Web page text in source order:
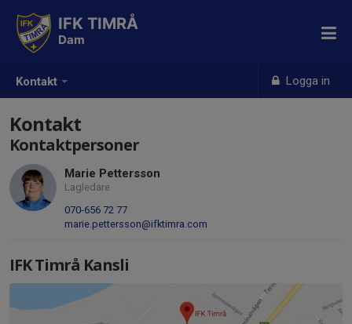
Kontakt Logga in
IFK TIMRÅ
Dam
Kontakt
Kontaktpersoner
Marie Pettersson
Lagledare
070-656 72 77
marie.pettersson@ifktimra.com
IFK Timrå Kansli